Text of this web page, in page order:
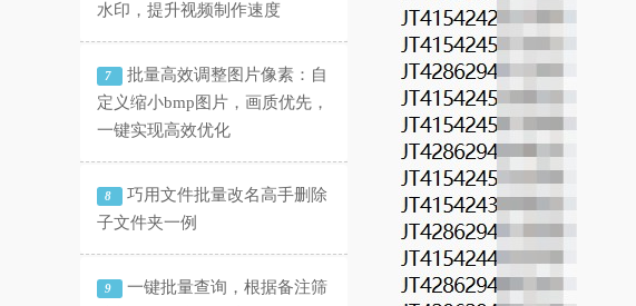
水印，提升视频制作速度
7
批量高效调整图片像素：自
定义缩小bmp图片，画质优先，
一键实现高效优化
8
巧用文件批量改名高手删除
子文件夹一例
9
一键批量查询，根据备注筛